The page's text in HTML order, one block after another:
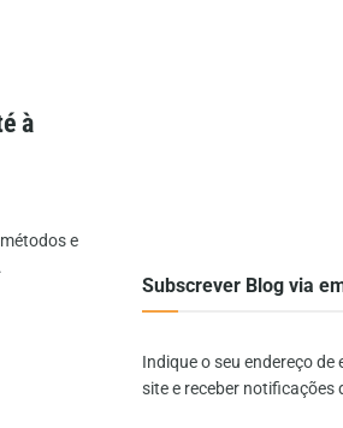
à
e
Subscrever Blog via
Indique o seu endereço
site e receber notificações